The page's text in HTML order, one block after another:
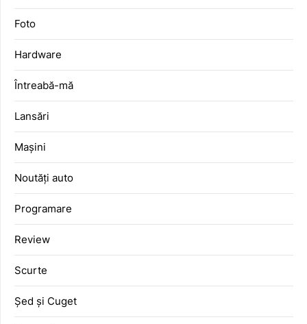
Foto
Hardware
Întreabă-mă
Lansări
Mașini
Noutăți auto
Programare
Review
Scurte
Șed și Cuget